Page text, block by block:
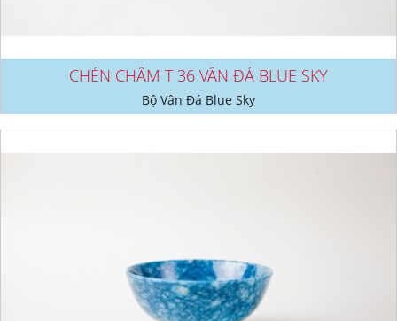
CHÉN CHẤM T 36 VÂN ĐÁ BLUE SKY
Bộ Vân Đá Blue Sky